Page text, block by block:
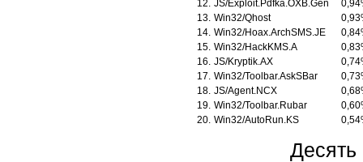
12. JS/Exploit.Pdfka.OXB.Gen
13. Win32/Qhost
14. Win32/Hoax.ArchSMS.JE
15. Win32/HackKMS.A
16. JS/Kryptik.AX
17. Win32/Toolbar.AskSBar
18. JS/Agent.NCX
19. Win32/Toolbar.Rubar
20. Win32/AutoRun.KS
Десять